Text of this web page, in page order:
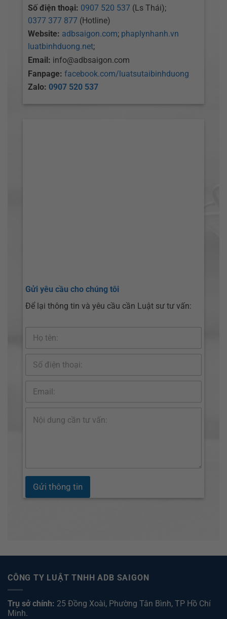
Số điện thoại: 0907 520 537 (Ls Thái);
0377 377 877 (Hotline)
Website: adbsaigon.com; phaplynhanh.vn
luatbinhduong.net;
Email: info@adbsaigon.com
Fanpage: facebook.com/luatsutaibinhduong
Zalo: 0907 520 537
Gửi yêu cầu cho chúng tôi
Để lại thông tin và yêu cầu cần Luật sư tư vấn:
Gửi thông tin
CÔNG TY LUẬT TNHH ADB SAIGON
Trụ sở chính: 25 Đồng Xoài, Phường Tân Bình, TP Hồ Chí
Minh.